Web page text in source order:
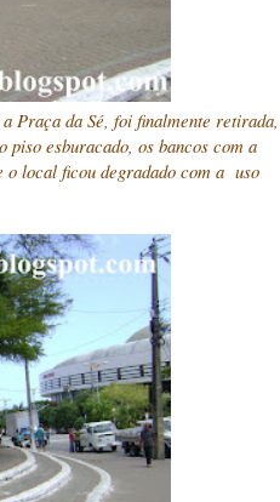
Praça da Sé, foi finalmente retirada,
o piso esburacado, os bancos com a
o local ficou degradado com a uso